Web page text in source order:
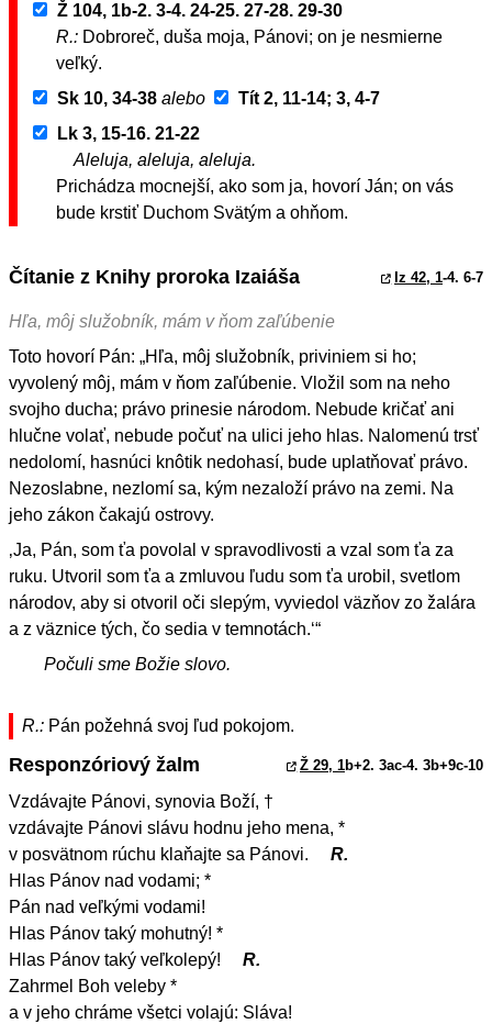
Ž 104, 1b-2. 3-4. 24-25. 27-28. 29-30
R.: Dobroreč, duša moja, Pánovi; on je nesmierne
veľký.
Sk 10, 34-38 alebo
Tít 2, 11-14; 3, 4-7
Lk 3, 15-16. 21-22
Aleluja, aleluja, aleluja.
Prichádza mocnejší, ako som ja, hovorí Ján; on vás
bude krstiť Duchom Svätým a ohňom.
Čítanie z Knihy proroka Izaiáša Iz 42, 1-4. 6-7
Hľa, môj služobník, mám v ňom zaľúbenie
Toto hovorí Pán: „Hľa, môj služobník, priviniem si ho;
vyvolený môj, mám v ňom zaľúbenie. Vložil som na neho
svojho ducha; právo prinesie národom. Nebude kričať ani
hlučne volať, nebude počuť na ulici jeho hlas. Nalomenú trsť
nedolomí, hasnúci knôtik nedohasí, bude uplatňovať právo.
Nezoslabne, nezlomí sa, kým nezaloží právo na zemi. Na
jeho zákon čakajú ostrovy.
‚Ja, Pán, som ťa povolal v spravodlivosti a vzal som ťa za
ruku. Utvoril som ťa a zmluvou ľudu som ťa urobil, svetlom
národov, aby si otvoril oči slepým, vyviedol väzňov zo žalára
a z väznice tých, čo sedia v temnotách.‘“
Počuli sme Božie slovo.
R.: Pán požehná svoj ľud pokojom.
Responzóriový žalm Ž 29, 1b+2. 3ac-4. 3b+9c-10
Vzdávajte Pánovi, synovia Boží, †
vzdávajte Pánovi slávu hodnu jeho mena, *
v posvätnom rúchu klaňajte sa Pánovi.
R.
Hlas Pánov nad vodami; *
Pán nad veľkými vodami!
Hlas Pánov taký mohutný! *
Hlas Pánov taký veľkolepý!
R.
Zahrmel Boh veleby *
a v jeho chráme všetci volajú: Sláva!